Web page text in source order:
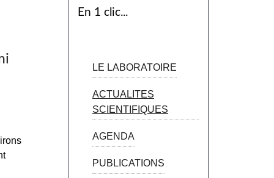
En 1 clic...
LE LABORATOIRE
ACTUALITES
SCIENTIFIQUES
AGENDA
PUBLICATIONS